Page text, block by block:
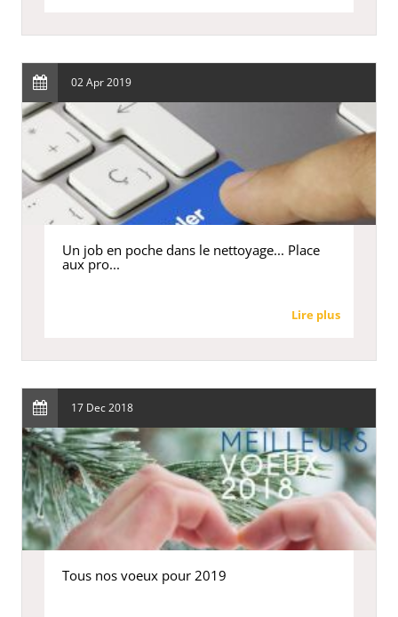
02 Apr 2019
Un job en poche dans le nettoyage... Place
aux pro...
Lire plus
17 Dec 2018
Tous nos voeux pour 2019